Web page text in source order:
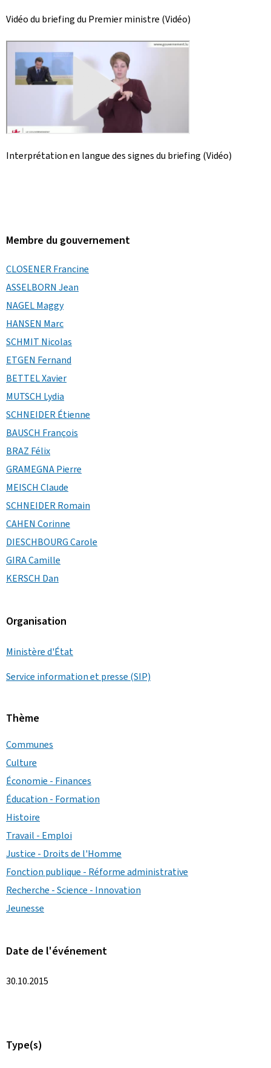
Vidéo du briefing du Premier ministre (Vidéo)
Interprétation en langue des signes du briefing (Vidéo)
Membre du gouvernement
CLOSENER Francine
ASSELBORN Jean
NAGEL Maggy
HANSEN Marc
SCHMIT Nicolas
ETGEN Fernand
BETTEL Xavier
MUTSCH Lydia
SCHNEIDER Étienne
BAUSCH François
BRAZ Félix
GRAMEGNA Pierre
MEISCH Claude
SCHNEIDER Romain
CAHEN Corinne
DIESCHBOURG Carole
GIRA Camille
KERSCH Dan
Organisation
Ministère d'État
Service information et presse (SIP)
Thème
Communes
Culture
Économie - Finances
Éducation - Formation
Histoire
Travail - Emploi
Justice - Droits de l'Homme
Fonction publique - Réforme administrative
Recherche - Science - Innovation
Jeunesse
Date de l'événement
30.10.2015
Type(s)